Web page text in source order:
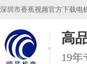
深圳市香蕉视频官方下载电机有
高
19